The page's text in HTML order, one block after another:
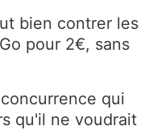
bien contrer les
pour 2€, sans
qui
qu'il ne voudrait